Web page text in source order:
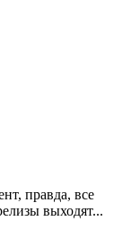
правда, все
выходят...